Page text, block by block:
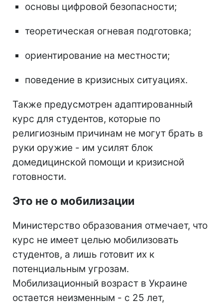
основы цифровой безопасности;
теоретическая огневая подготовка;
ориентирование на местности;
поведение в кризисных ситуациях.
Также предусмотрен адаптированный
курс для студентов, которые по
религиозным причинам не могут брать в
руки оружие - им усилят блок
домедицинской помощи и кризисной
готовности.
Это не о мобилизации
Министерство образования отмечает, что
курс не имеет целью мобилизовать
студентов, а лишь готовит их к
потенциальным угрозам.
Мобилизационный возраст в Украине
остается неизменным - с 25 лет,